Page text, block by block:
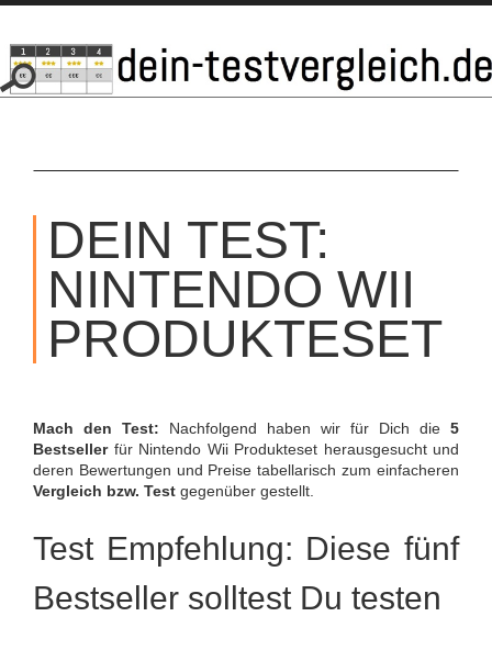
SKIP
CONTENT
DEIN TEST:
NINTENDO WII
PRODUKTESET
Mach den Test: Nachfolgend haben wir für Dich die 5
Bestsellerfür Nintendo Wii Produkteset herausgesucht und
deren Bewertungen und Preise tabellarisch zum einfacheren
Vergleich bzw. Test gegenüber gestellt.
Test Empfehlung: Diese fünf
Bestseller solltest Du testen